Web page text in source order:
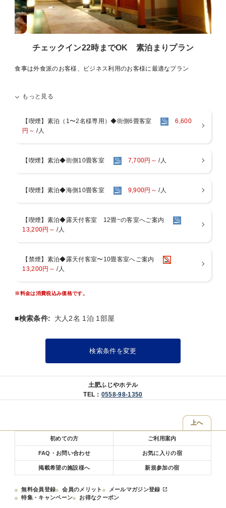
チェックイン22時までOK 素泊まりプラン
食事は外食派のお客様、ビジネス利用のお客様に最適なプラン
「仕事が終わってから温泉三昧したい」
最終チェックイン22：00までお受付いたしております。
翌朝は10：00のチェックアウトまでごゆっくりとお過ごし下さい。
街側のお部屋でご予約の場合
・大人のみ。子供受入れ不可。
・街側和室10畳
露天風呂付き客室でご予約の場合
【禁煙】露天風呂付き客室でご予約の場合
ツインベットルームもございますので、お子様のご同伴は出来ませ
※素泊まり専用のプランです。お食事付きへの変更は承っておりませ
※全客室とも、お部屋は当館にお任せとさせていただきます。
お子様も大人料金と同額となっておりますので、ご了承くださいま
※ご予約いただいたお部屋より他のお部屋へのご変更は出来ません。
表示されていないお部屋は設定がございませんのでご了承下さいま
・お風呂
駿河湾を望む最上階にございます。男女別大浴場、露天風呂と貸切露
ます。
もっと見る
【喫煙】素泊（1〜2名様専用）◆街側6畳客室
6,600
円～ /人
【喫煙】素泊◆街側10畳客室 7,700円～ /人
【喫煙】素泊◆海側10畳客室 9,900円～ /人
【喫煙】素泊◆露天付客室 12畳~の客室へご案内
13,200円～ /人
【禁煙】素泊◆露天付客室〜10畳客室へご案内
13,200円～ /人
※料金は消費税込み価格です。
■検索条件: 大人2名 1泊 1部屋
検索条件を変更
土肥ふじやホテル
TEL： 0558-98-1350
上へ
初めての方 ご利用案内
FAQ・お問い合わせ お気に入りの宿
掲載希望の施設様へ 新規参加の宿
無料会員登録 会員のメリット
メールマガジン登録
特集・キャンペーン
お得なクーポン